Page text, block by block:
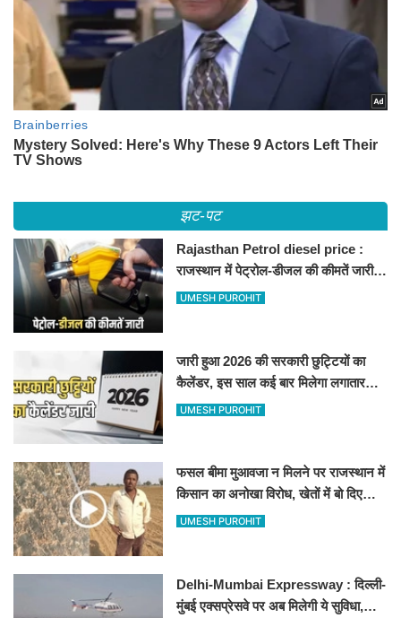
झट-पट
Rajasthan Petrol diesel price :
राजस्थान में पेट्रोल-डीजल की कीमतें जारी,
जानिए बीकानेर समेत पुरे प्रदेश में नए रेट
UMESH PUROHIT
जारी हुआ 2026 की सरकारी छुट्टियों का
कैलेंडर, इस साल कई बार मिलेगा लगातार
अवकाश, देखें
UMESH PUROHIT
फसल बीमा मुआवजा न मिलने पर राजस्थान में
किसान का अनोखा विरोध, खेतों में बो दिए
500-500 रुपए के नोट, वीडियो वायरल
UMESH PUROHIT
Delhi-Mumbai Expressway : दिल्ली-
मुंबई एक्सप्रेसवे पर अब मिलेगी ये सुविधा,